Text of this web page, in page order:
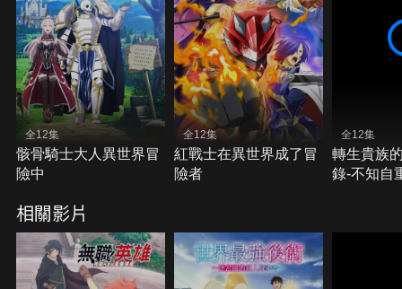
全12集
骸骨騎士大人異世界冒
險中
全12集
紅戰士在異世界成了冒
險者
全12集
轉生貴族
錄-不知自
相關影片